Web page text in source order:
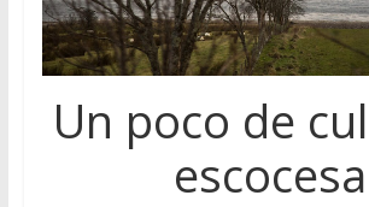
Un poco de
escocesa